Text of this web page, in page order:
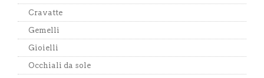
Cravatte
Gemelli
Gioielli
Occhiali da sole